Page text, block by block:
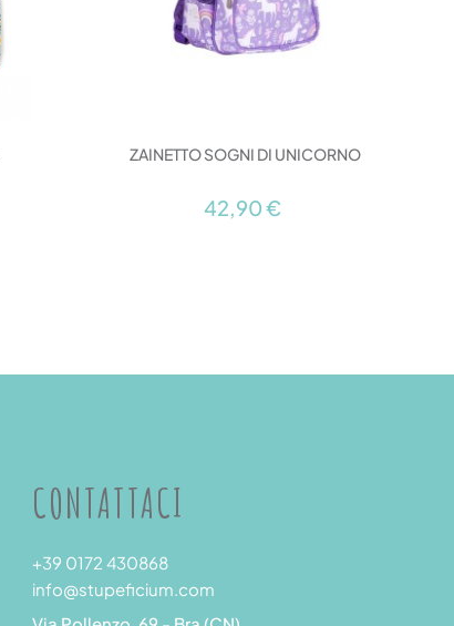
ZAINETTO SOGNI DI UNICORNO
42,90 €
CONTATTACI
+39 0172 430868
info@stupeficium.com